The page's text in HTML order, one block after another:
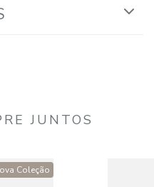
JUNTOS
Coleção